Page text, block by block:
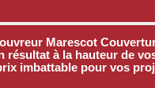
Marescot
résultat à la hauteur de
imbattable pour vos